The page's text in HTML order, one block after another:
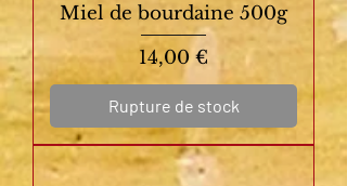
Miel de bourdaine 500g
Prix
14,00 €
Rupture de stock